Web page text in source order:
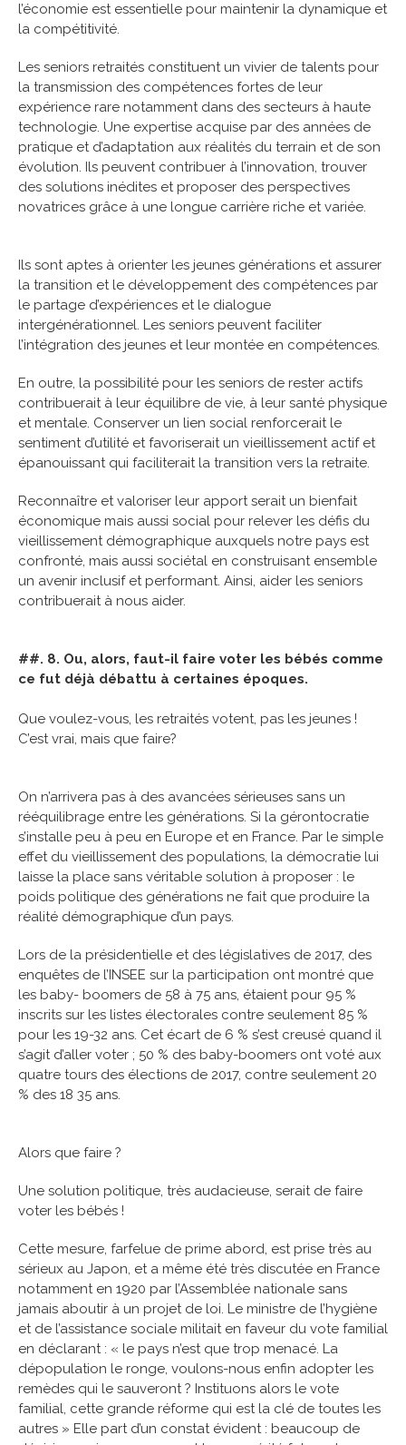
l’économie est essentielle pour maintenir la dynamique et
la compétitivité.
Les seniors retraités constituent un vivier de talents pour
la transmission des compétences fortes de leur
expérience rare notamment dans des secteurs à haute
technologie. Une expertise acquise par des années de
pratique et d’adaptation aux réalités du terrain et de son
évolution. Ils peuvent contribuer à l’innovation, trouver
des solutions inédites et proposer des perspectives
novatrices grâce à une longue carrière riche et variée.
Ils sont aptes à orienter les jeunes générations et assurer
la transition et le développement des compétences par
le partage d’expériences et le dialogue
intergénérationnel. Les seniors peuvent faciliter
l’intégration des jeunes et leur montée en compétences.
En outre, la possibilité pour les seniors de rester actifs
contribuerait à leur équilibre de vie, à leur santé physique
et mentale. Conserver un lien social renforcerait le
sentiment d’utilité et favoriserait un vieillissement actif et
épanouissant qui faciliterait la transition vers la retraite.
Reconnaître et valoriser leur apport serait un bienfait
économique mais aussi social pour relever les défis du
vieillissement démographique auxquels notre pays est
confronté, mais aussi sociétal en construisant ensemble
un avenir inclusif et performant. Ainsi, aider les seniors
contribuerait à nous aider.
##. 8. Ou, alors, faut-il faire voter les bébés comme
ce fut déjà débattu à certaines époques.
Que voulez-vous, les retraités votent, pas les jeunes !
C’est vrai, mais que faire?
On n’arrivera pas à des avancées sérieuses sans un
rééquilibrage entre les générations. Si la gérontocratie
s’installe peu à peu en Europe et en France. Par le simple
effet du vieillissement des populations, la démocratie lui
laisse la place sans véritable solution à proposer : le
poids politique des générations ne fait que produire la
réalité démographique d’un pays.
Lors de la présidentielle et des législatives de 2017, des
enquêtes de l’INSEE sur la participation ont montré que
les baby- boomers de 58 à 75 ans, étaient pour 95 %
inscrits sur les listes électorales contre seulement 85 %
pour les 19-32 ans. Cet écart de 6 % s’est creusé quand il
s’agit d’aller voter ; 50 % des baby-boomers ont voté aux
quatre tours des élections de 2017, contre seulement 20
% des 18 35 ans.
Alors que faire ?
Une solution politique, très audacieuse, serait de faire
voter les bébés !
Cette mesure, farfelue de prime abord, est prise très au
sérieux au Japon, et a même été très discutée en France
notamment en 1920 par l’Assemblée nationale sans
jamais aboutir à un projet de loi. Le ministre de l’hygiène
et de l’assistance sociale militait en faveur du vote familial
en déclarant : « le pays n’est que trop menacé. La
dépopulation le ronge, voulons-nous enfin adopter les
remèdes qui le sauveront ? Instituons alors le vote
familial, cette grande réforme qui est la clé de toutes les
autres » Elle part d’un constat évident : beaucoup de